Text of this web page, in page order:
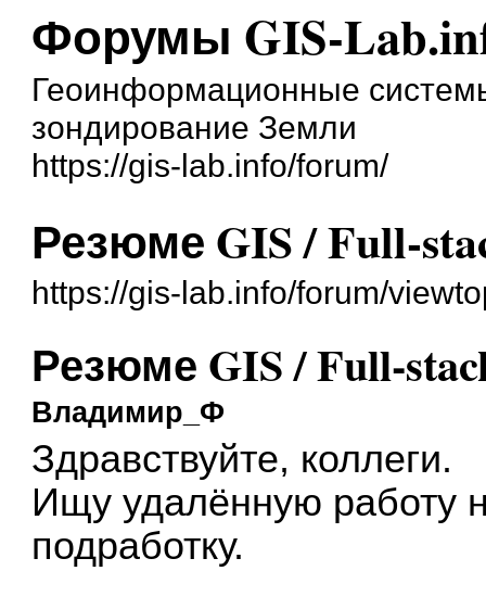
Форумы GIS-
Геоинформационные
зондирование Земли
https://gis-lab.info/forum/
Резюме GIS / Full-
https://gis-lab.info/forum/
Резюме GIS / Full-
Владимир_Ф
Здравствуйте, коллеги.
Ищу удалённую работу
подработку.